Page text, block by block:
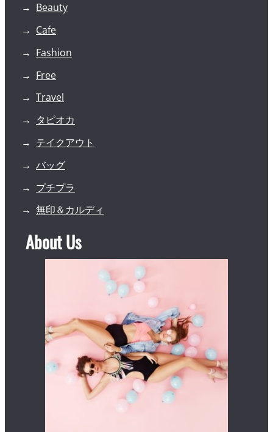
Beauty
Cafe
Fashion
Free
Travel
タピオカ
テイクアウト
バッグ
プチプラ
無印＆カルディ
About Us